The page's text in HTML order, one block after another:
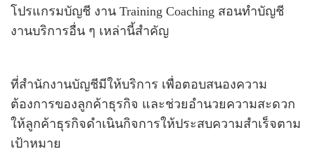
โปรแกรมบัญชี งาน Training Coaching สอนทำบัญชี
งานบริการอื่น ๆ เหล่านี้สำคัญ
ที่สำนักงานบัญชีมีให้บริการ เพื่อตอบสนองความ
ต้องการของลูกค้าธุรกิจ และช่วยอำนวยความสะดวก
ให้ลูกค้าธุรกิจดำเนินกิจการให้ประสบความสำเร็จตาม
เป้าหมาย